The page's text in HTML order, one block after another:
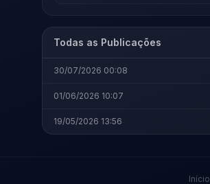
Todas as Publicações
30/07/2026 00:08
01/06/2026 10:07
19/05/2026 13:56
Início